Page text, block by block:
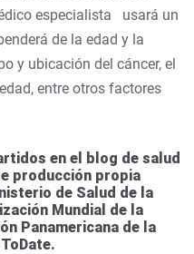
especialista usará un
de la edad y la
y ubicación del cáncer, el
entre otros factores
en el blog de salud
producción propia
de Salud de la
Mundial de la
Panamericana de la